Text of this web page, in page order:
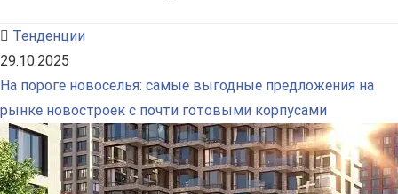
Тенденции
29.10.2025
На пороге новоселья: самые выгодные предложения на
рынке новостроек с почти готовыми корпусами